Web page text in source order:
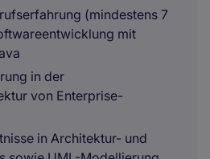
(mindestens 7
mit
in der
von Enterprise-
in Architektur- und